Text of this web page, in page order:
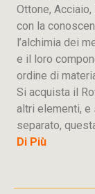
Ottone,
con la
l’alchimia dei
e il loro
ordine di
Si acquista il
altri elementi, e
separato,
Di Più